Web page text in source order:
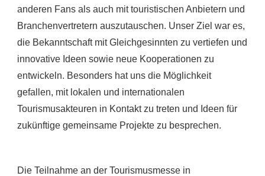
anderen Fans als auch mit touristischen Anbietern und
Branchenvertretern auszutauschen. Unser Ziel war es,
die Bekanntschaft mit Gleichgesinnten zu vertiefen und
innovative Ideen sowie neue Kooperationen zu
entwickeln. Besonders hat uns die Möglichkeit
gefallen, mit lokalen und internationalen
Tourismusakteuren in Kontakt zu treten und Ideen für
zukünftige gemeinsame Projekte zu besprechen.
Die Teilnahme an der Tourismusmesse in